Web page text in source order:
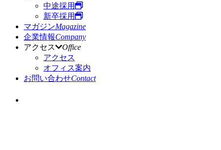
中途採用
新卒採用
マガジンMagazine
企業情報Company
アクセス
Office
アクセス
オフィス案内
お問い合わせContact